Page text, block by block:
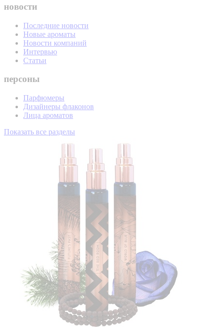
новости
Последние новости
Новые ароматы
Новости компаний
Интервью
Статьи
персоны
Парфюмеры
Дизайнеры флаконов
Лица ароматов
Показать все разделы